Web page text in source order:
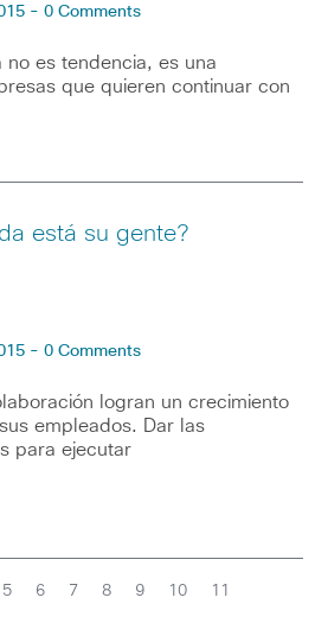
- 0 Comments
es tendencia, es una
que quieren continuar con
está su gente?
- 0 Comments
logran un crecimiento
empleados. Dar las
para ejecutar
5 6 7 8 9 10 11